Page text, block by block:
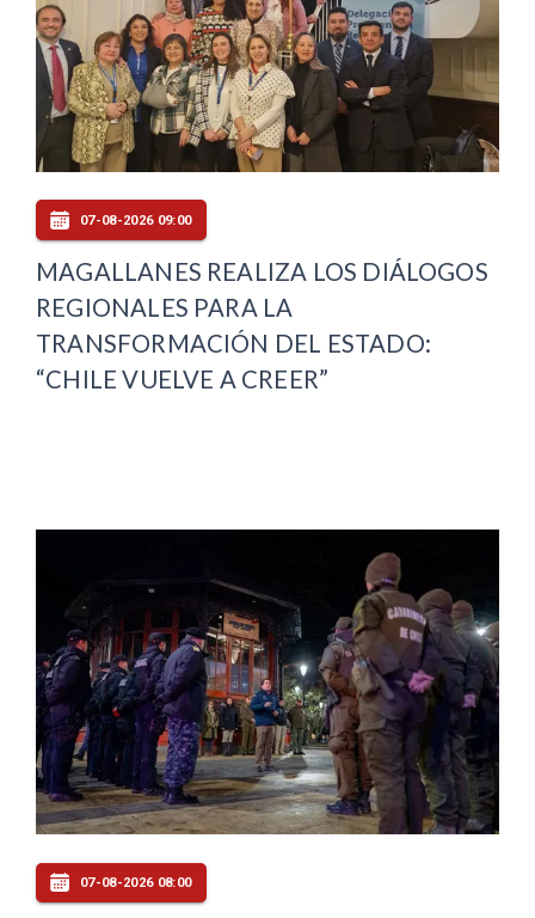
07-08-2026 09:00
MAGALLANES REALIZA LOS DIÁLOGOS
REGIONALES PARA LA
TRANSFORMACIÓN DEL ESTADO:
“CHILE VUELVE A CREER”
07-08-2026 08:00